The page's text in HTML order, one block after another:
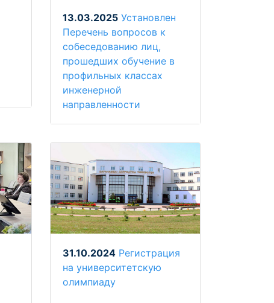
13.03.2025Установлен
Перечень вопросов к
собеседованию лиц,
прошедших обучение в
профильных классах
инженерной
направленности
31.10.2024Регистрация
на университетскую
олимпиаду